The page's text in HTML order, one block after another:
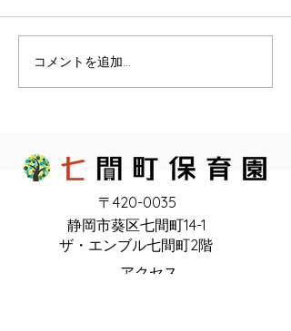
コメントを追加…
〒420-0035
静岡市葵区七間町14-1
ザ・エンブル七間町2階
アクセス